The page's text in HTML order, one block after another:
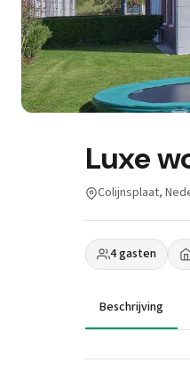
Luxe
Colijnsplaat,
4 gasten
Beschrijving